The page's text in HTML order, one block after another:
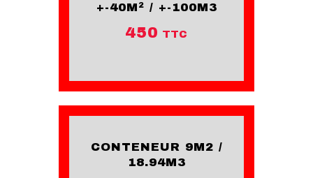
+-40M² / +-100M3
450 TTC
CONTENEUR 9M2 /
18.94M3